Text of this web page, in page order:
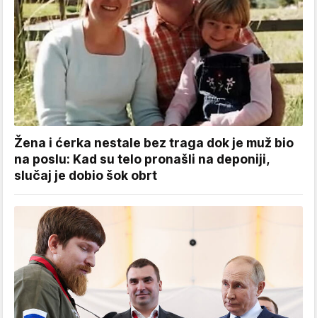
Žena i ćerka nestale bez traga dok je muž bio
na poslu: Kad su telo pronašli na deponiji,
slučaj je dobio šok obrt